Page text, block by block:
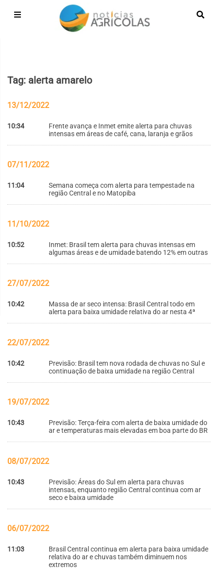
Tag: alerta amarelo
13/12/2022
10:34
Frente avança e Inmet emite alerta para chuvas
intensas em áreas de café, cana, laranja e grãos
07/11/2022
11:04
Semana começa com alerta para tempestade na
região Central e no Matopiba
11/10/2022
10:52
Inmet: Brasil tem alerta para chuvas intensas em
algumas áreas e de umidade batendo 12% em outras
27/07/2022
10:42
Massa de ar seco intensa: Brasil Central todo em
alerta para baixa umidade relativa do ar nesta 4ª
22/07/2022
10:42
Previsão: Brasil tem nova rodada de chuvas no Sul e
continuação de baixa umidade na região Central
19/07/2022
10:43
Previsão: Terça-feira com alerta de baixa umidade do
ar e temperaturas mais elevadas em boa parte do BR
08/07/2022
10:43
Previsão: Áreas do Sul em alerta para chuvas
intensas, enquanto região Central continua com ar
seco e baixa umidade
06/07/2022
11:03
Brasil Central continua em alerta para baixa umidade
relativa do ar e chuvas também diminuem nos
extremos